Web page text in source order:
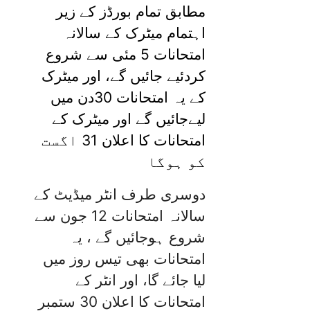
مطابق تمام بورڈز کے زیر
اہتمام میٹرک کے سالانہ
امتحانات 5 مئی سے شروع
کردئیے جائیں گے، اور میٹرک
کے یہ امتحانات 30دن میں
لیےجائیں گے اور میٹرک کے
امتحانات کا اعلان 31 اگست
کو ہوگا
دوسری طرف انٹر میڈیٹ کے
سالانہ امتحانات 12 جون سے
شروع ہوجائیں گے ، یہ
امتحانات بھی تیس روز میں
لیا جائے گا، اور انٹر کے
امتحانات کا اعلان 30 ستمبر